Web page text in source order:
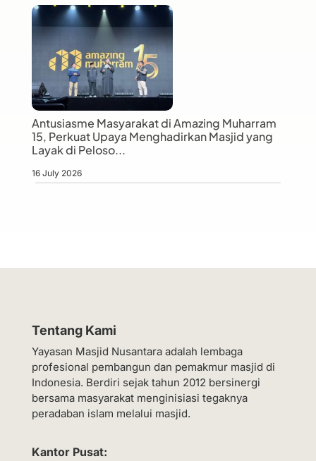
Antusiasme Masyarakat di Amazing Muharram
15, Perkuat Upaya Menghadirkan Masjid yang
Layak di Peloso...
16 July 2026
Tentang Kami
Yayasan Masjid Nusantara adalah lembaga
profesional pembangun dan pemakmur masjid di
Indonesia. Berdiri sejak tahun 2012 bersinergi
bersama masyarakat menginisiasi tegaknya
peradaban islam melalui masjid.
Kantor Pusat: